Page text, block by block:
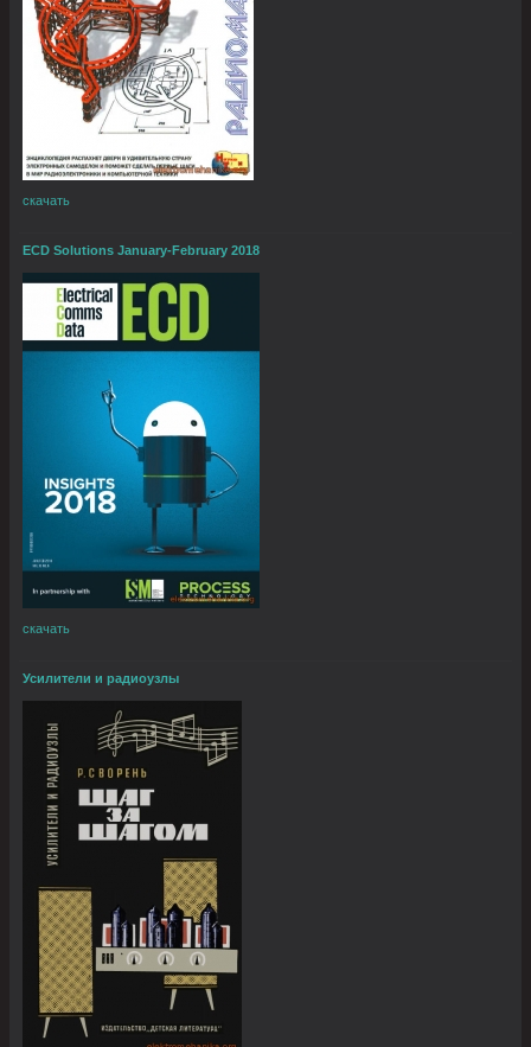
скачать
ECD Solutions January-February 2018
скачать
Усилители и радиоузлы